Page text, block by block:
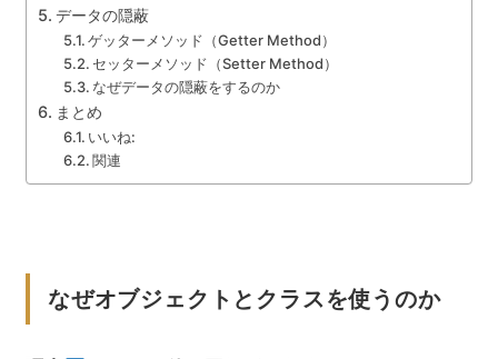
データの隠蔽
ゲッターメソッド（Getter Method）
セッターメソッド（Setter Method）
なぜデータの隠蔽をするのか
まとめ
いいね:
関連
なぜオブジェクトとクラスを使うのか